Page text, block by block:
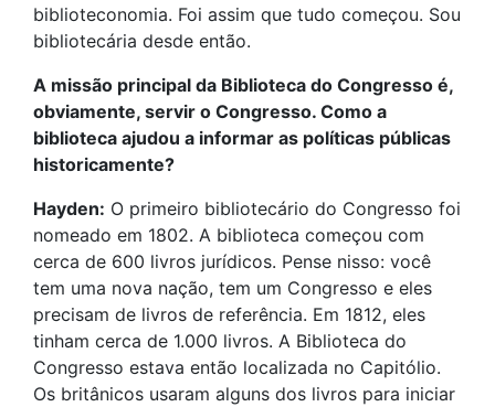
biblioteconomia. Foi assim que tudo começou. Sou
bibliotecária desde então.
A missão principal da Biblioteca do Congresso é,
obviamente, servir o Congresso. Como a
biblioteca ajudou a informar as políticas públicas
historicamente?
Hayden: O primeiro bibliotecário do Congresso foi
nomeado em 1802. A biblioteca começou com
cerca de 600 livros jurídicos. Pense nisso: você
tem uma nova nação, tem um Congresso e eles
precisam de livros de referência. Em 1812, eles
tinham cerca de 1.000 livros. A Biblioteca do
Congresso estava então localizada no Capitólio.
Os britânicos usaram alguns dos livros para iniciar